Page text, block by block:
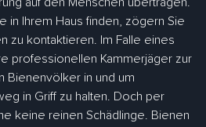
auf den Menschen übertragen.
in Ihrem Haus finden, zögern Sie
zu kontaktieren. Im Falle eines
professionellen Kammerjäger zur
Bienenvölker in und um
in Griff zu halten. Doch per
keine reinen Schädlinge. Bienen